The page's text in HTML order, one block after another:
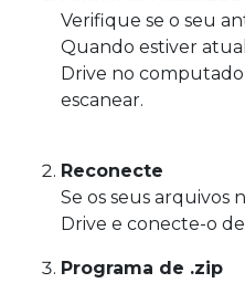
Verifique se o seu
Quando estiver
Drive no
escanear.
Reconecte
Se os seus arquivos
Drive e conecte-o
Programa de .zip